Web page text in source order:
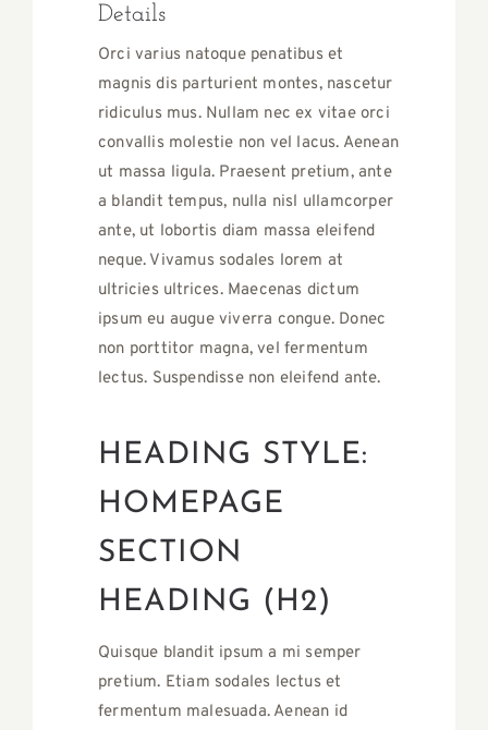
Details
Orci varius natoque penatibus et
magnis dis parturient montes, nascetur
ridiculus mus. Nullam nec ex vitae orci
convallis molestie non vel lacus. Aenean
ut massa ligula. Praesent pretium, ante
a blandit tempus, nulla nisl ullamcorper
ante, ut lobortis diam massa eleifend
neque. Vivamus sodales lorem at
ultricies ultrices. Maecenas dictum
ipsum eu augue viverra congue. Donec
non porttitor magna, vel fermentum
lectus. Suspendisse non eleifend ante.
HEADING STYLE:
HOMEPAGE
SECTION
HEADING (H2)
Quisque blandit ipsum a mi semper
pretium. Etiam sodales lectus et
fermentum malesuada. Aenean id